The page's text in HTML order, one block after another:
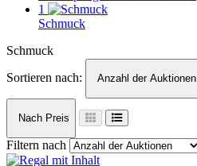
1
Schmuck
Schmuck
Sortieren nach:
Anzahl der Auktionen
Nach Preis
Filtern nach